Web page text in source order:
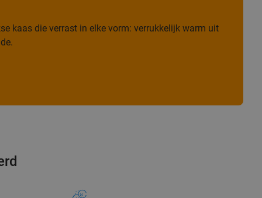
kaas die verrast in elke vorm: verrukkelijk warm uit